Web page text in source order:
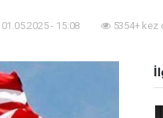
- 15:08 5354+ kez